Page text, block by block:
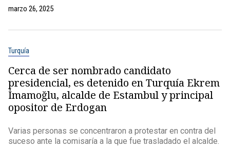
marzo 26, 2025
Turquía
Cerca de ser nombrado candidato
presidencial, es detenido en Turquía Ekrem
İmamoğlu, alcalde de Estambul y principal
opositor de Erdogan
Varias personas se concentraron a protestar en contra del
suceso ante la comisaría a la que fue trasladado el alcalde.